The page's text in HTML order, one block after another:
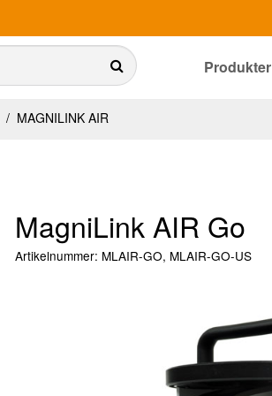
Produkter
/ MAGNILINK AIR
MagniLink AIR Go
Artikelnummer: MLAIR-GO, MLAIR-GO-US